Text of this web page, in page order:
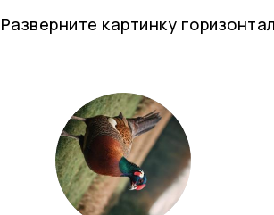
Разверните картинку